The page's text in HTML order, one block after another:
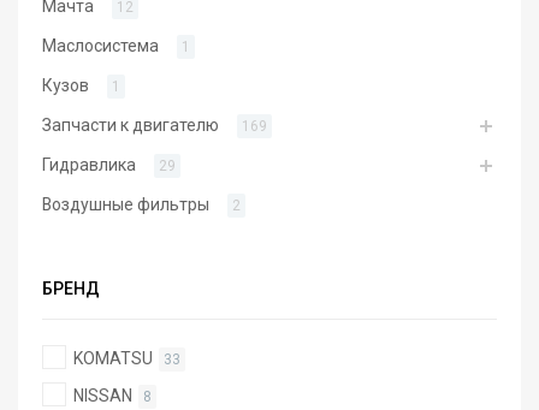
Мачта 12
Маслосистема 1
Кузов 1
Запчасти к двигателю 169
Гидравлика 29
Воздушные фильтры 2
БРЕНД
KOMATSU 33
NISSAN 8